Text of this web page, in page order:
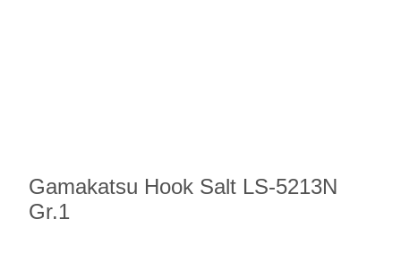
Gamakatsu Hook Salt LS-5213N
Gr.1